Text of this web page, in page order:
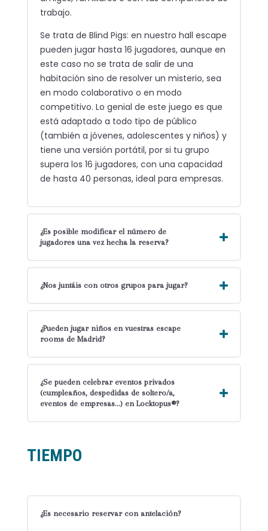
trabajo.
Se trata de Blind Pigs: en nuestro hall escape
pueden jugar hasta 16 jugadores, aunque en
este caso no se trata de salir de una
habitación sino de resolver un misterio, sea
en modo colaborativo o en modo
competitivo. Lo genial de este juego es que
está adaptado a todo tipo de público
(también a jóvenes, adolescentes y niños) y
tiene una versión portátil, por si tu grupo
supera los 16 jugadores, con una capacidad
de hasta 40 personas, ideal para empresas.
¿Es posible modificar el número de
jugadores una vez hecha la reserva?
¿Nos juntáis con otros grupos para jugar?
¿Pueden jugar niños en vuestras escape
rooms de Madrid?
¿Se pueden celebrar eventos privados
(cumpleaños, despedidas de soltero/a,
eventos de empresas…) en Locktopus®?
TIEMPO
¿Es necesario reservar con antelación?